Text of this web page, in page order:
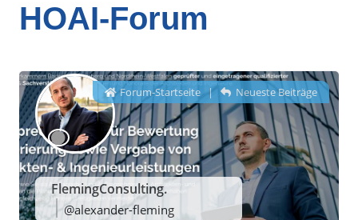
HOAI-Forum
FlemingConsulting.
@alexander-fleming
Forum-Startseite| Neueste Beiträge